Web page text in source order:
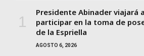
Presidente Abinader viajará
participar en la toma de
de la Espriella
AGOSTO 6, 2026